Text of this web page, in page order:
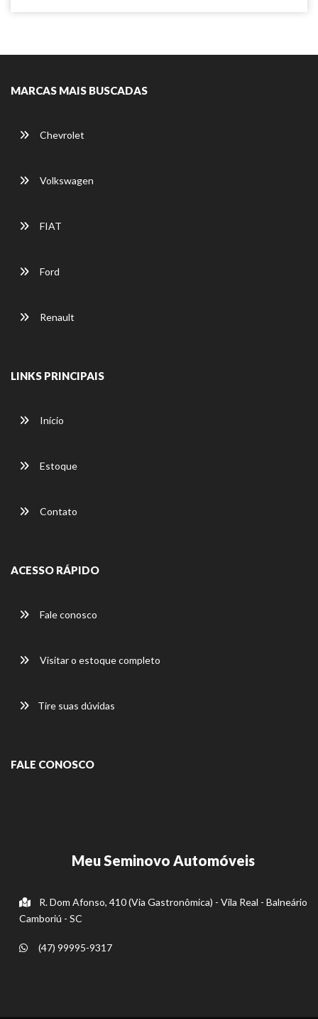
MARCAS MAIS BUSCADAS
Chevrolet
Volkswagen
FIAT
Ford
Renault
LINKS PRINCIPAIS
Início
Estoque
Contato
ACESSO RÁPIDO
Fale conosco
Visitar o estoque completo
Tire suas dúvidas
FALE CONOSCO
Meu Seminovo Automóveis
R. Dom Afonso, 410 (Via Gastronômica) - Vila Real - Balneário
Camboriú - SC
(47) 99995-9317